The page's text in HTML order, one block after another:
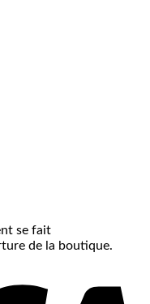
se fait
de la boutique.